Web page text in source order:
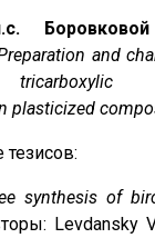
and
plasticized
тезисов:
synthesis of
Levdansky